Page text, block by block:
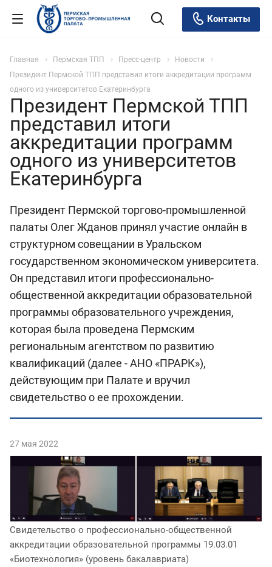
Контакты
Главная Пермская ТПП Пресс-центр
Новости
Президент Пермской ТПП представил итоги аккредитации программ
одного из университетов Екатеринбурга
Президент Пермской ТПП
представил итоги
аккредитации программ
одного из университетов
Екатеринбурга
Президент Пермской торгово-промышленной
палаты Олег Жданов принял участие онлайн в
структурном совещании в Уральском
государственном экономическом университета.
Он представил итоги профессионально-
общественной аккредитации образовательной
программы образовательного учреждения,
которая была проведена Пермским
региональным агентством по развитию
квалификаций (далее - АНО «ПРАРК»),
действующим при Палате и вручил
свидетельство о ее прохождении.
27 мая 2022
Свидетельство о профессионально-общественной
аккредитации образовательной программы 19.03.01
«Биотехнология» (уровень бакалавриата)